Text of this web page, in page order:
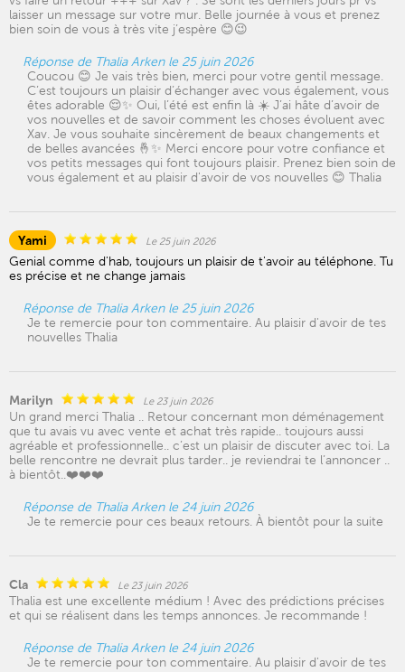
laisser un message sur votre mur. Belle journée à vous et prenez
bien soin de vous à très vite j’espère 😊😉
Réponse de Thalia Arken le 25 juin 2026
Coucou 😊 Je vais très bien, merci pour votre gentil message.
C’est toujours un plaisir d’échanger avec vous également, vous
êtes adorable 😌✨ Oui, l’été est enfin là ☀️ J’ai hâte d’avoir de
vos nouvelles et de savoir comment les choses évoluent avec
Xav. Je vous souhaite sincèrement de beaux changements et
de belles avancées 🤞✨ Merci encore pour votre confiance et
vos petits messages qui font toujours plaisir. Prenez bien soin de
vous également et au plaisir d'avoir de vos nouvelles 😊 Thalia
Yami Le 25 juin 2026
Genial comme d'hab, toujours un plaisir de t'avoir au téléphone. Tu
es précise et ne change jamais
Réponse de Thalia Arken le 25 juin 2026
Je te remercie pour ton commentaire. Au plaisir d'avoir de tes
nouvelles Thalia
Marilyn Le 23 juin 2026
Un grand merci Thalia .. Retour concernant mon déménagement
que tu avais vu avec vente et achat très rapide.. toujours aussi
agréable et professionnelle.. c’est un plaisir de discuter avec toi. La
belle rencontre ne devrait plus tarder.. je reviendrai te l’annoncer ..
à bientôt..❤️❤️❤️
Réponse de Thalia Arken le 24 juin 2026
Je te remercie pour ces beaux retours. À bientôt pour la suite
Cla Le 23 juin 2026
Thalia est une excellente médium ! Avec des prédictions précises
et qui se réalisent dans les temps annonces. Je recommande !
Réponse de Thalia Arken le 24 juin 2026
Je te remercie pour ton commentaire. Au plaisir d'avoir de tes